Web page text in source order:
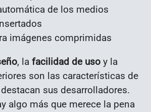
de los medios
imágenes comprimidas
, la facilidad de uso y la
son las características de
sus desarrolladores.
algo más que merece la pena